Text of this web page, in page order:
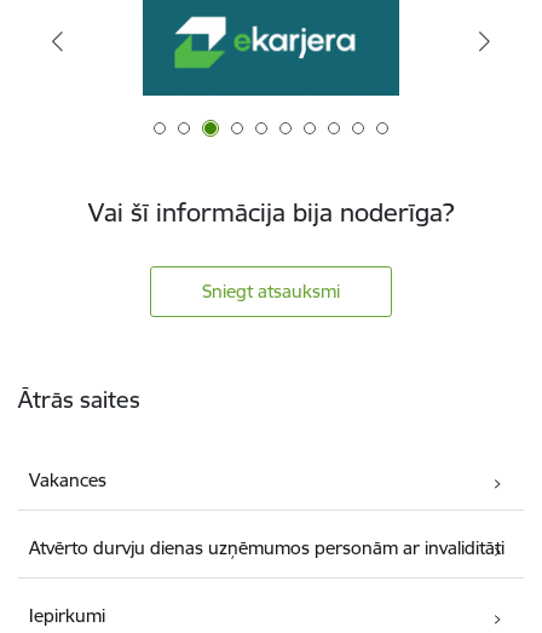
Vai šī informācija bija noderīga?
Sniegt atsauksmi
Ātrās saites
Vakances
Atvērto durvju dienas uzņēmumos personām ar invaliditāti
Iepirkumi